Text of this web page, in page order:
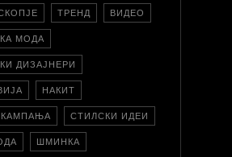
ТРЕНД ВИДЕО
МОДА
ДИЗАЈНЕРИ
НАКИТ
КАМПАЊА СТИЛСКИ ИДЕИ
ШМИНКА